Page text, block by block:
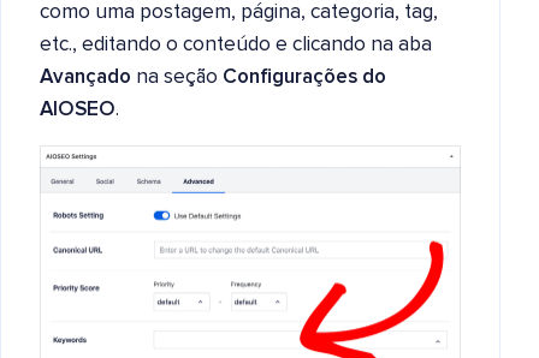
como uma postagem, página, categoria, tag,
etc., editando o conteúdo e clicando na aba
Avançado na seção Configurações do
AIOSEO.